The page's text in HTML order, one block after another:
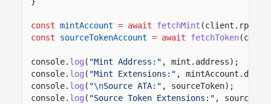
const mintAccount = await fetchMint (client.rpc,
const
sourceTokenAccount = await fetchToken
console. log ( "Mint Address:" , mint.address);
console. log ( "Mint Extensions:" ,
console. log ( "\nSource ATA:" , sourceToken);
console. log ( "Source Token Extensions:" ,